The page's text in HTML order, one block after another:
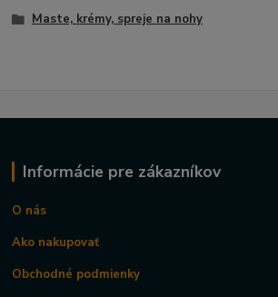
Maste, krémy, spreje na nohy
Informácie pre zákazníkov
O nás
Ako nakupovať
Obchodné podmienky